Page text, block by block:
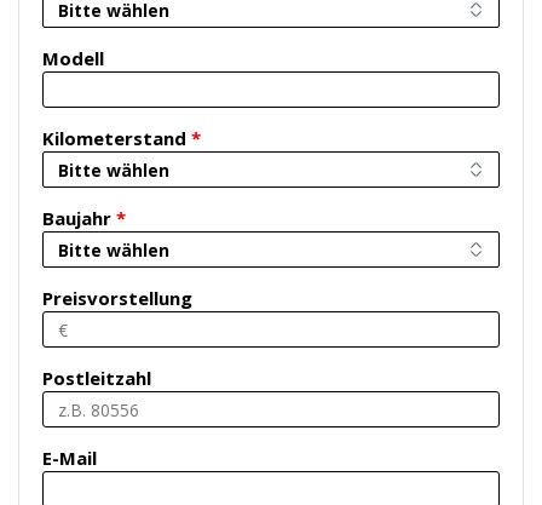
Modell
Kilometerstand *
Baujahr *
Preisvorstellung
Postleitzahl
E-Mail